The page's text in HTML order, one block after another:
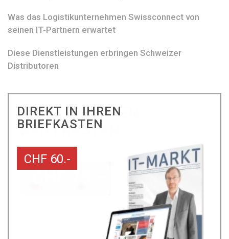
Was das Logistikunternehmen Swissconnect von
seinen IT-Partnern erwartet
Diese Dienstleistungen erbringen Schweizer
Distributoren
DIREKT IN IHREN
BRIEFKASTEN
CHF 60.-